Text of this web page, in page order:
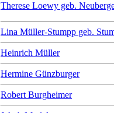
Therese Loewy geb.
Lina Müller-Stumpp geb.
Heinrich Müller
Hermine Günzburger
Robert Burgheimer